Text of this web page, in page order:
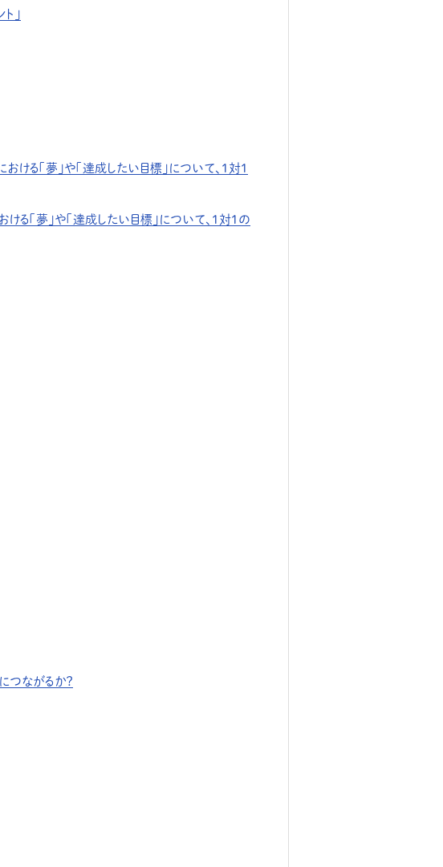
」
る「夢」や「達成したい目標」について、１対１
る「夢」や「達成したい目標」について、１対１の
つながるか？